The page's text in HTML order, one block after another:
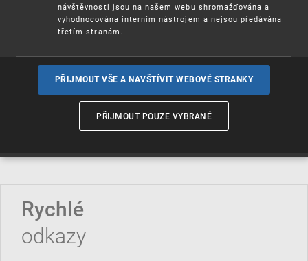
Označení původua zeměpisná
Rychlé
odkazy
návštěvnosti jsou na našem webu shromažďována a
vyhodnocována interním nástrojem a nejsou předávána
třetím stranám.
PŘIJMOUT VŠE A NAVŠTÍVIT WEBOVÉ STRANKY
PŘIJMOUT POUZE VYBRANÉ